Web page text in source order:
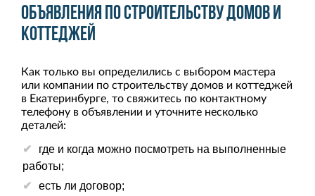
Объявления по строительству домов и
коттеджей
Как только вы определились с выбором мастера
или компании по строительству домов и коттеджей
в Екатеринбурге, то свяжитесь по контактному
телефону в объявлении и уточните несколько
деталей:
где и когда можно посмотреть на выполненные
работы;
есть ли договор;